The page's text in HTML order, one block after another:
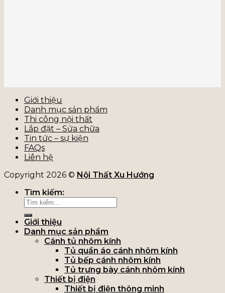
Giới thiệu
Danh mục sản phẩm
Thi công nội thất
Lắp đặt – Sửa chữa
Tin tức – sự kiện
FAQs
Liên hệ
Copyright 2026 © Nội Thất Xu Hướng
Tìm kiếm:
Giới thiệu
Danh mục sản phẩm
Cánh tủ nhôm kính
Tủ quần áo cánh nhôm kính
Tủ bếp cánh nhôm kính
Tủ trưng bày cánh nhôm kính
Thiết bị điện
Thiết bị điện thông minh